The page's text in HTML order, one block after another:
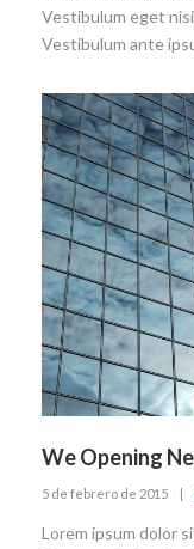
Vestibulum eget
Vestibulum ante
We Opening
5 de febrero de 2015 |
Lorem ipsum dolor